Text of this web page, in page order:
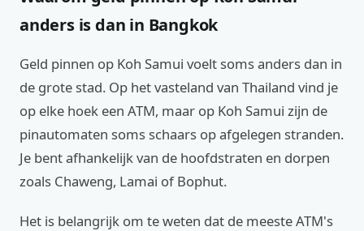
anders is dan in Bangkok
Geld pinnen op Koh Samui voelt soms anders dan in
de grote stad. Op het vasteland van Thailand vind je
op elke hoek een ATM, maar op Koh Samui zijn de
pinautomaten soms schaars op afgelegen stranden.
Je bent afhankelijk van de hoofdstraten en dorpen
zoals Chaweng, Lamai of Bophut.
Het is belangrijk om te weten dat de meeste ATM's